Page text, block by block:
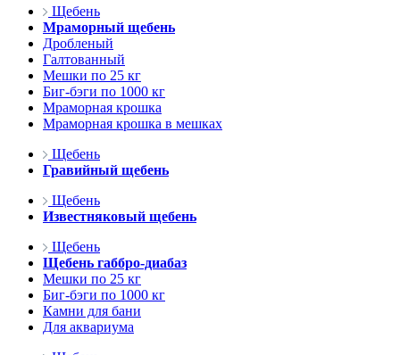
Щебень
Мраморный щебень
Дробленый
Галтованный
Мешки по 25 кг
Биг-бэги по 1000 кг
Мраморная крошка
Мраморная крошка в мешках
Щебень
Гравийный щебень
Щебень
Известняковый щебень
Щебень
Щебень габбро-диабаз
Мешки по 25 кг
Биг-бэги по 1000 кг
Камни для бани
Для аквариума